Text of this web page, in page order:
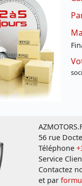
56 rue
Téléphone
Service
Contactez
et par